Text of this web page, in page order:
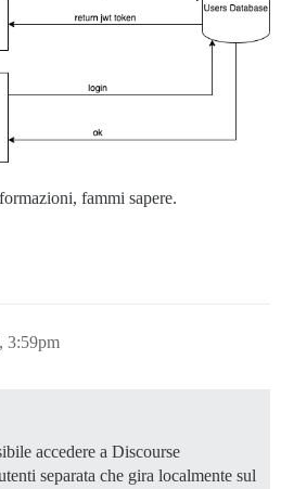
fammi sapere.
3:59pm
accedere a Discourse
separata che gira localmente sul